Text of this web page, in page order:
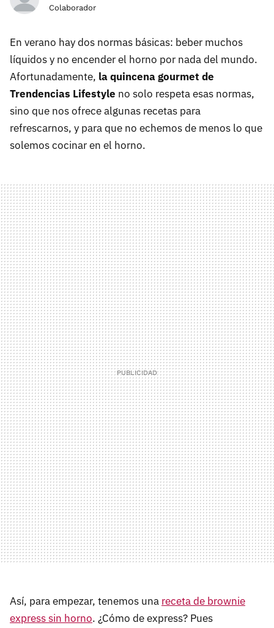
Colaborador
En verano hay dos normas básicas: beber muchos
líquidos y no encender el horno por nada del mundo.
Afortunadamente, la quincena gourmet de
Trendencias Lifestyle no solo respeta esas normas,
sino que nos ofrece algunas recetas para
refrescarnos, y para que no echemos de menos lo que
solemos cocinar en el horno.
Así, para empezar, tenemos una receta de brownie
express sin horno. ¿Cómo de express? Pues